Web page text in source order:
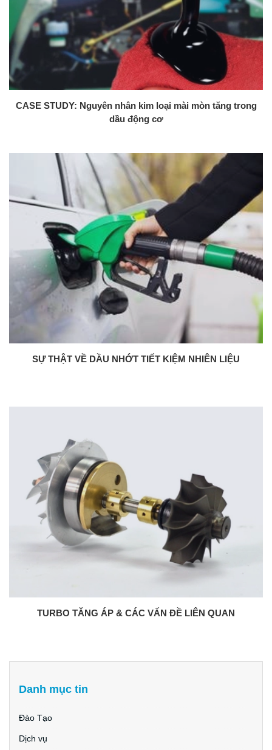
CASE STUDY: Nguyên nhân kim loại mài mòn tăng trong
dầu động cơ
SỰ THẬT VỀ DẦU NHỚT TIẾT KIỆM NHIÊN LIỆU
TURBO TĂNG ÁP & CÁC VẤN ĐỀ LIÊN QUAN
Danh mục tin
Đào Tạo
Dịch vụ